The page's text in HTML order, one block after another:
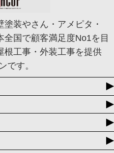
装やさん・アメピタ・
国で顧客満足度No1を目
根工事・外装工事を提供
です。